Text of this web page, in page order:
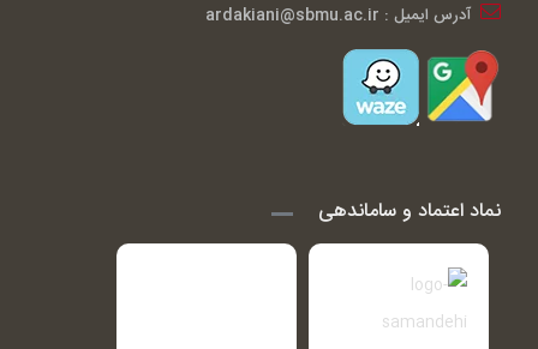
آدرس ایمیل : ardakiani@sbmu.ac.ir
نماد اعتماد و ساماندهی